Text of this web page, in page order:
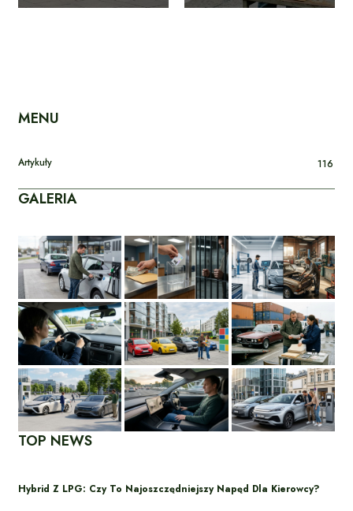
MENU
Artykuły 116
GALERIA
TOP NEWS
Hybrid Z LPG: Czy To Najoszczędniejszy Napęd Dla Kierowcy?